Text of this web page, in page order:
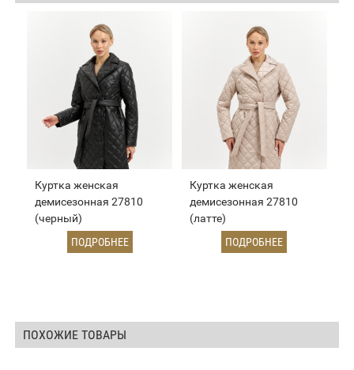
Куртка женская
демисезонная 27810
(черный)
ПОДРОБНЕЕ
Куртка женская
демисезонная 27810
(латте)
ПОДРОБНЕЕ
ПОХОЖИЕ ТОВАРЫ